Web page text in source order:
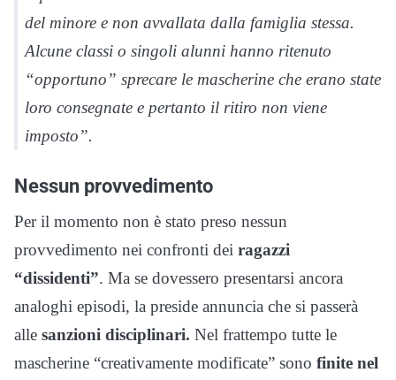
del minore e non avvallata dalla famiglia stessa.
Alcune classi o singoli alunni hanno ritenuto
“opportuno” sprecare le mascherine che erano state
loro consegnate e pertanto il ritiro non viene
imposto”.
Nessun provvedimento
Per il momento non è stato preso nessun
provvedimento nei confronti dei ragazzi
“dissidenti”. Ma se dovessero presentarsi ancora
analoghi episodi, la preside annuncia che si passerà
alle sanzioni disciplinari. Nel frattempo tutte le
mascherine “creativamente modificate” sono finite nel